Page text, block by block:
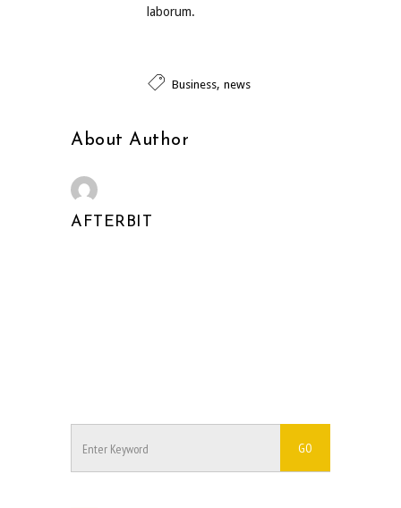
laborum.
Business, news
About Author
AFTERBIT